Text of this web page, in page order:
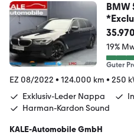
BMW
19%
Guter
EZ 08/2022 • 124.000 km • 250
Exklusiv-Leder Nappa
Harman-Kardon Sound
KALE-Automobile GmbH